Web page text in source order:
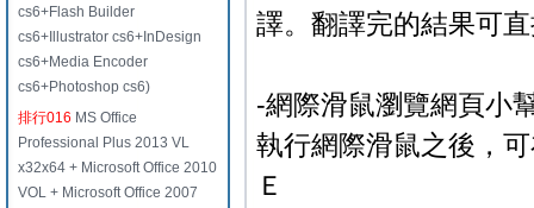
cs6+Flash Builder
cs6+Illustrator cs6+InDesign
cs6+Media Encoder
cs6+Photoshop cs6)
排行016 MS Office
Professional Plus 2013 VL
x32x64 + Microsoft Office 2010
VOL + Microsoft Office 2007
譯。翻譯完的結果可
-網際滑鼠瀏覽網頁小
執行網際滑鼠之後，
Ｅ